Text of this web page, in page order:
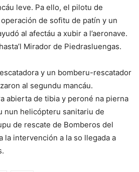
leve. Pa ello, el pilotu de
operación de sofitu de patín y un
al afectáu a xubir a l’aeronave.
Mirador de Piedrasluengas.
y un bomberu-rescatador
al segundu mancáu.
abierta de tibia y peroné na pierna
nun helicópteru sanitariu de
de rescate de Bomberos del
la intervención a la so llegada a